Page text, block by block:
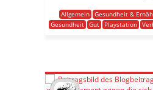
Allgemein Gesundheit &
Gesundheit
Gut Playstation